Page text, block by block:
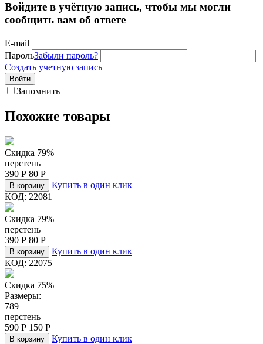
Войдите в учётную запись, чтобы мы могли
сообщить вам об ответе
E-mail
ПарольЗабыли пароль?
Создать учетную запись
Войти
Запомнить
Похожие товары
Скидка 79%
перстень
390 Р 80 Р
В корзину
Купить в один клик
КОД: 22081
Скидка 79%
перстень
390 Р 80 Р
В корзину
Купить в один клик
КОД: 22075
Скидка 75%
Размеры:
789
перстень
590 Р 150 Р
В корзину
Купить в один клик